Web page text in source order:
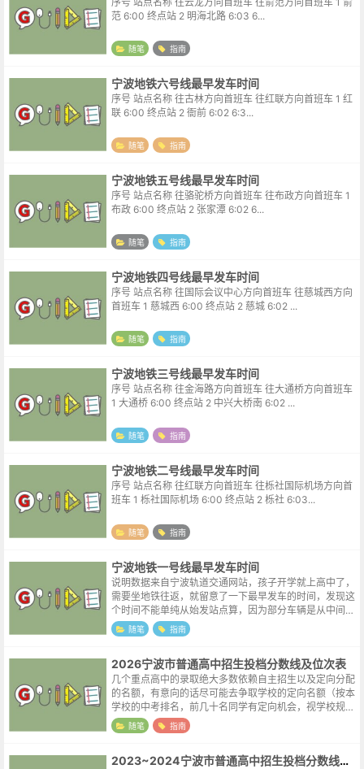
范 6:00 终点站 2 明海北路 6:03 6...
随笔 指南
宁波地铁六号线最早发车时间
序号 站点名称 往古林方向首班车 往红联方向首班车 1 红
联 6:00 终点站 2 衙前 6:02 6:3...
随笔 指南
宁波地铁五号线最早发车时间
序号 站点名称 往骆驼桥方向首班车 往布政方向首班车 1
布政 6:00 终点站 2 张家潭 6:02 6...
随笔 指南
宁波地铁四号线最早发车时间
序号 站点名称 往国际会议中心方向首班车 往慈城西方向
首班车 1 慈城西 6:00 终点站 2 慈城 6:02 ...
随笔 指南
宁波地铁三号线最早发车时间
序号 站点名称 往金海路方向首班车 往大通桥方向首班车
1 大通桥 6:00 终点站 2 中兴大桥南 6:02 ...
随笔 指南
宁波地铁二号线最早发车时间
序号 站点名称 往红联方向首班车 往栎社国际机场方向首
班车 1 栎社国际机场 6:00 终点站 2 栎社 6:03...
随笔 指南
宁波地铁一号线最早发车时间
说明数据来自宁波轨道交通网站，孩子开学就上高中了，
需要坐地铁往返，就留意了一下最早发车的时间，发现这
个时间不能单纯从始发站点算，因为部分车辆是从中间站
点始发的，比如表格中的往霞浦方向首班车，这一方向在
中间站点东环南路也有一趟车首发，所...
随笔 指南
2026宁波市普通高中招生投档分数线及位次表
几个重点高中的录取绝大多数依赖自主招生以及定向分配
的名额，有意向的话尽可能去争取学校的定向名额（按本
学校的中考排名，前几十名同学有定向机会，视学校规模
不同名额会有较大出入）。孩子能进好的学校，那自然得
之我幸，但孩子努力了却没有考到满意...
随笔 指南
2023~2024宁波市普通高中招生投档分数线及位次表